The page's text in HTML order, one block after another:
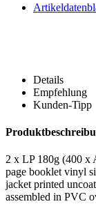
Details
Empfehlung
Kunden-Tipp
2 x LP 180g (400 x
page booklet vinyl
jacket printed
assembled in PVC